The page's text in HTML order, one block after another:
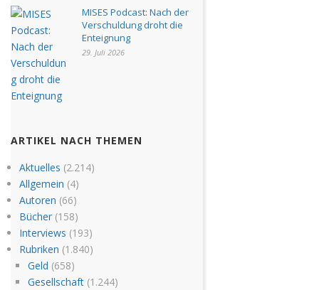
MISES Podcast: Nach der
Verschuldung droht die
Enteignung
29. Juli 2026
ARTIKEL NACH THEMEN
Aktuelles (2.214)
Allgemein (4)
Autoren (66)
Bücher(158)
Interviews (193)
Rubriken (1.840)
Geld (658)
Gesellschaft(1.244)